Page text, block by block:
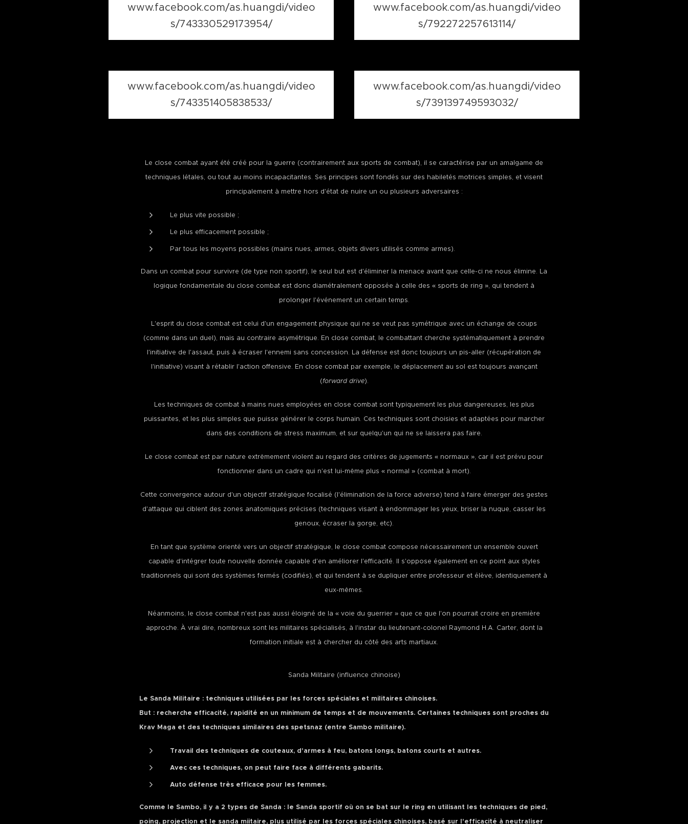
www.facebook.com/as.huangdi/video
s/743330529173954/
www.facebook.com/as.huangdi/video
s/792272257613114/
www.facebook.com/as.huangdi/video
s/743351405838533/
www.facebook.com/as.huangdi/video
s/739139749593032/
Le close combat ayant été créé pour la guerre (contrairement aux sports de combat), il se caractérise par un amalgame de
techniques létales, ou tout au moins incapacitantes. Ses principes sont fondés sur des habiletés motrices simples, et visent
principalement à mettre hors d'état de nuire un ou plusieurs adversaires :
Le plus vite possible ;
Le plus efficacement possible ;
Par tous les moyens possibles (mains nues, armes, objets divers utilisés comme armes).
Dans un combat pour survivre (de type non sportif), le seul but est d'éliminer la menace avant que celle-ci ne nous élimine. La
logique fondamentale du close combat est donc diamétralement opposée à celle des « sports de ring », qui tendent à
prolonger l'événement un certain temps.
L'esprit du close combat est celui d'un engagement physique qui ne se veut pas symétrique avec un échange de coups
(comme dans un duel), mais au contraire asymétrique. En close combat, le combattant cherche systématiquement à prendre
l'initiative de l'assaut, puis à écraser l'ennemi sans concession. La défense est donc toujours un pis-aller (récupération de
l'initiative) visant à rétablir l'action offensive. En close combat par exemple, le déplacement au sol est toujours avançant
(forward drive).
Les techniques de combat à mains nues employées en close combat sont typiquement les plus dangereuses, les plus
puissantes, et les plus simples que puisse générer le corps humain. Ces techniques sont choisies et adaptées pour marcher
dans des conditions de stress maximum, et sur quelqu'un qui ne se laissera pas faire.
Le close combat est par nature extrêmement violent au regard des critères de jugements « normaux », car il est prévu pour
fonctionner dans un cadre qui n'est lui-même plus « normal » (combat à mort).
Cette convergence autour d'un objectif stratégique focalisé (l'élimination de la force adverse) tend à faire émerger des gestes
d'attaque qui ciblent des zones anatomiques précises (techniques visant à endommager les yeux, briser la nuque, casser les
genoux, écraser la gorge, etc).
En tant que système orienté vers un objectif stratégique, le close combat compose nécessairement un ensemble ouvert
capable d'intégrer toute nouvelle donnée capable d'en améliorer l'efficacité. Il s'oppose également en ce point aux styles
traditionnels qui sont des systèmes fermés (codifiés), et qui tendent à se dupliquer entre professeur et élève, identiquement à
eux-mêmes.
Néanmoins, le close combat n'est pas aussi éloigné de la « voie du guerrier » que ce que l'on pourrait croire en première
approche. À vrai dire, nombreux sont les militaires spécialisés, à l'instar du lieutenant-colonel Raymond H.A. Carter, dont la
formation initiale est à chercher du côté des arts martiaux.
Sanda Militaire (influence chinoise)
Le Sanda Militaire : techniques utilisées par les forces spéciales et militaires chinoises.
But : recherche efficacité, rapidité en un minimum de temps et de mouvements. Certaines techniques sont proches du
Krav Maga et des techniques similaires des spetsnaz (entre Sambo militaire).
Travail des techniques de couteaux, d'armes à feu, batons longs, batons courts et autres.
Avec ces techniques, on peut faire face à différents gabarits.
Auto défense très efficace pour les femmes.
Comme le Sambo, il y a 2 types de Sanda : le Sanda sportif où on se bat sur le ring en utilisant les techniques de pied,
poing, projection et le sanda miitaire, plus utilisé par les forces spéciales chinoises, basé sur l'efficacité à neutraliser